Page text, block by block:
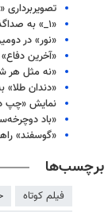
تصویربرداری
«۱_» به صداگذاری رسید/ «بازگشت نورا» آماده نمایش شد
«نور» در
«آخرین
«نه مثل هر
«دندان طلا»
نمایش «چپ دست» در ۵ جشنواره
«باد
«گوسفند»
برچسب‌ها
فیلم کوتاه